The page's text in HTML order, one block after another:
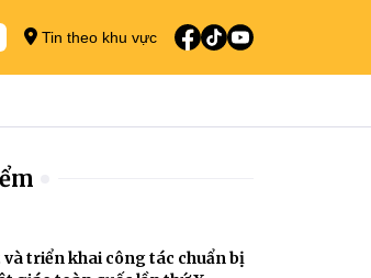
Tin theo khu vực
và triển khai công tác chuẩn bị